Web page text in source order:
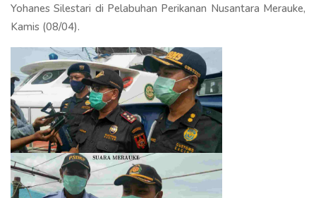
Yohanes Silestari di Pelabuhan Perikanan Nusantara Merauke,
Kamis (08/04).